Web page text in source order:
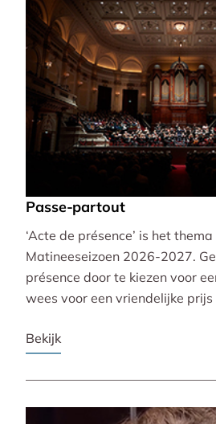
Passe-partout
‘Acte de présence’ is het
Matineeseizoen 2026-2027.
présence door te kiezen voor
wees voor een vriendelijke
Bekijk